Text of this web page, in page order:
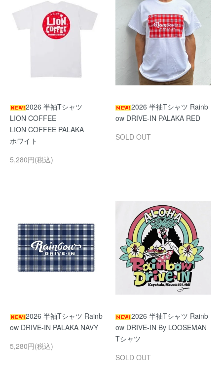
2026 半袖Tシャツ
LION COFFEE
LION COFFEE PALAKA
ホワイト
5,280円(税込)
2026 半袖Tシャツ Rainb
ow DRIVE-IN PALAKA RED
SOLD OUT
2026 半袖Tシャツ Rainb
ow DRIVE-IN PALAKA NAVY
5,280円(税込)
2026 半袖Tシャツ Rainb
ow DRIVE-IN By LOOSEMAN
Tシャツ
SOLD OUT